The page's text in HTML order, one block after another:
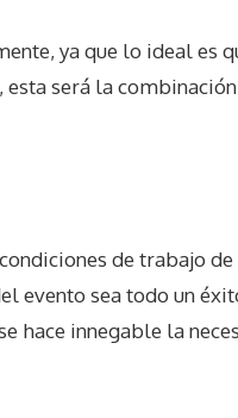
ya que lo ideal es
será la
de trabajo
evento sea todo un
hace innegable la